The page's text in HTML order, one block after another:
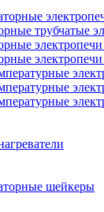
трубчатые
шейкеры